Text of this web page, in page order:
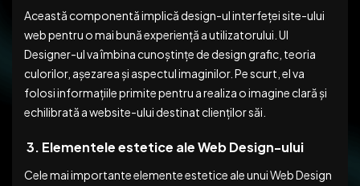
Această componentă implică design-ul interfeței site-ului
web pentru o mai bună experiență a utilizatorului. UI
Designer-ul va îmbina cunoștințe de design grafic, teoria
culorilor, așezarea și aspectul imaginilor. Pe scurt, el va
folosi informațiile primite pentru a realiza o imagine clară și
echilibrată a website-ului destinat clienților săi.
3. Elementele estetice ale Web Design-ului
Cele mai importante elemente estetice ale unui Web Design